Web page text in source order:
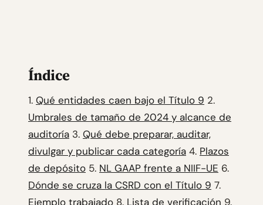
Índice
1. Qué entidades caen bajo el Título 9 2.
Umbrales de tamaño de 2024 y alcance de
auditoría 3. Qué debe preparar, auditar,
divulgar y publicar cada categoría 4. Plazos
de depósito 5. NL GAAP frente a NIIF-UE 6.
Dónde se cruza la CSRD con el Título 9 7.
Ejemplo trabajado 8. Lista de verificación 9.